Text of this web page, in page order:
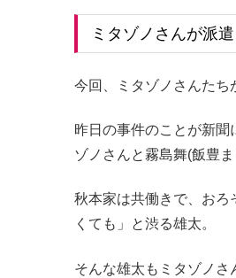
ミタゾノさんが派
今回、ミタゾノさんたち
昨日の事件のことが新聞
ゾノさんと霧島舞(飯豊ま
秋本家は共働きで、おろ
くても」と渋る雄太。
そんな雄太もミタゾノさ